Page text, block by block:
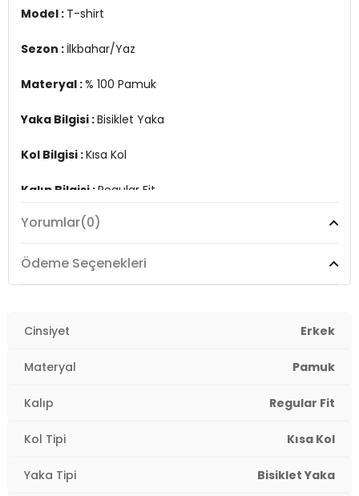
Üretim Yeri :
Türkiye
Model : T-shirt
Sezon : İlkbahar/Yaz
Materyal :% 100 Pamuk
Yaka Bilgisi :Bisiklet Yaka
Kol Bilgisi :Kısa Kol
Kalıp Bilgisi :Regular Fit
Manken Ölçüsü :
Yorumlar(0)
Ödeme Seçenekleri
Cinsiyet Erkek
Materyal Pamuk
Kalıp Regular Fit
Kol Tipi Kısa Kol
Yaka Tipi Bisiklet Yaka